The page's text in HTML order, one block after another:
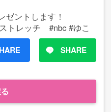
ゼントします！
トレッチ #nbc #ゆこ
SHARE